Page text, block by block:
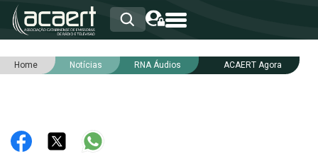
HOME
RNA
Home Notícias RNA Áudios ACAERT Agora